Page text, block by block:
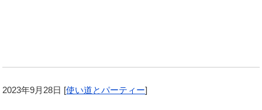
2023年9月28日 [使い道とパーティー]